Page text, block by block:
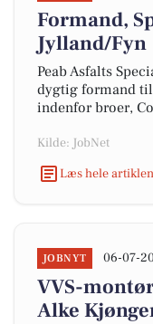
Formand,
Jylland/Fyn
Peab Asfalts
dygtig formand til
indenfor broer,
Kilde: JobNet
Læs hele
JOBNYT 06-07-
VVS-
Alke